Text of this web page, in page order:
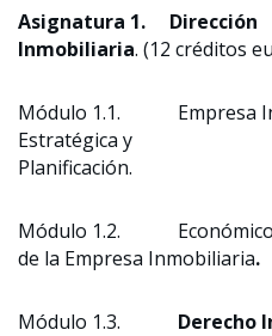
Asignatura 1. Dirección
Inmobiliaria. (12 créditos
Módulo 1.1. Empresa
Estratégica y
Planificación.
Módulo 1.2.
de la Empresa Inmobiliaria.
Módulo 1.3. Derecho